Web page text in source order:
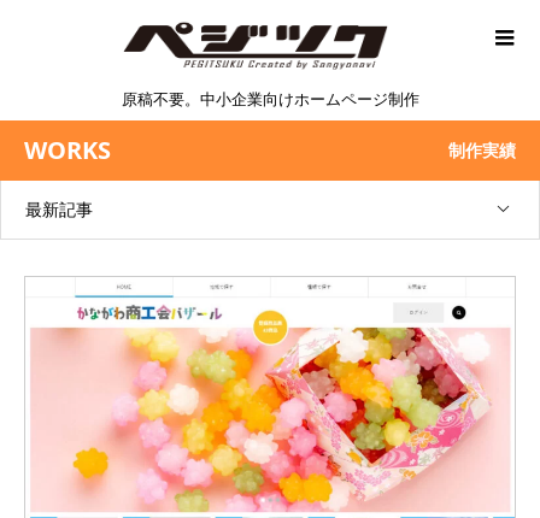
原稿不要。中小企業向けホームページ制作
WORKS 制作実績
最新記事